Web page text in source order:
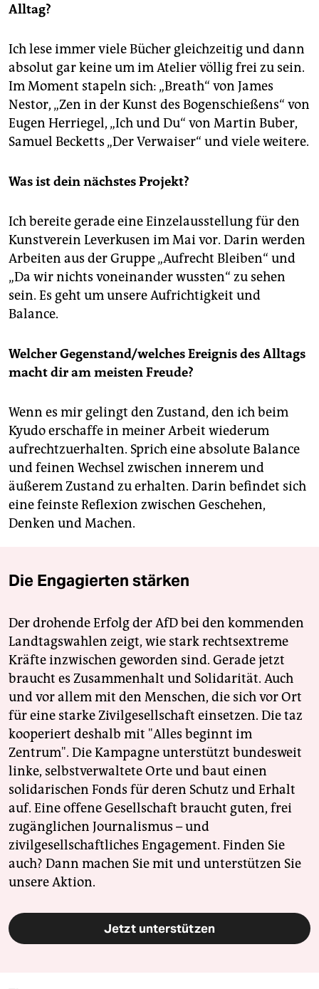
Alltag?
Ich lese immer viele Bücher gleichzeitig und dann
absolut gar keine um im Atelier völlig frei zu sein.
Im Moment stapeln sich: „Breath“ von James
Nestor, „Zen in der Kunst des Bogenschießens“ von
Eugen Herriegel, „Ich und Du“ von Martin Buber,
Samuel Becketts „Der Verwaiser“ und viele weitere.
Was ist dein nächstes Projekt?
Ich bereite gerade eine Einzelausstellung für den
Kunstverein Leverkusen im Mai vor. Darin werden
Arbeiten aus der Gruppe „Aufrecht Bleiben“ und
„Da wir nichts voneinander wussten“ zu sehen
sein. Es geht um unsere Aufrichtigkeit und
Balance.
Welcher Gegenstand/welches Ereignis des Alltags
macht dir am meisten Freude?
Wenn es mir gelingt den Zustand, den ich beim
Kyudo erschaffe in meiner Arbeit wiederum
aufrechtzuerhalten. Sprich eine absolute Balance
und feinen Wechsel zwischen innerem und
äußerem Zustand zu erhalten. Darin befindet sich
eine feinste Reflexion zwischen Geschehen,
Denken und Machen.
Die Engagierten stärken
Der drohende Erfolg der AfD bei den kommenden
Landtagswahlen zeigt, wie stark rechtsextreme
Kräfte inzwischen geworden sind. Gerade jetzt
braucht es Zusammenhalt und Solidarität. Auch
und vor allem mit den Menschen, die sich vor Ort
für eine starke Zivilgesellschaft einsetzen. Die taz
kooperiert deshalb mit "Alles beginnt im
Zentrum". Die Kampagne unterstützt bundesweit
linke, selbstverwaltete Orte und baut einen
solidarischen Fonds für deren Schutz und Erhalt
auf. Eine offene Gesellschaft braucht guten, frei
zugänglichen Journalismus – und
zivilgesellschaftliches Engagement. Finden Sie
auch? Dann machen Sie mit und unterstützen Sie
unsere Aktion.
Jetzt unterstützen